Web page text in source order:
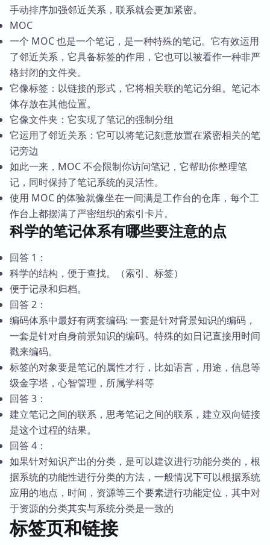
手动排序加强邻近关系，联系就会更加紧密。
MOC
一个 MOC 也是一个笔记，是一种特殊的笔记。它有效运用
了邻近关系，它具备标签的作用，它也可以被看作一种非严
格封闭的文件夹。
它像标签：以链接的形式，它将相关联的笔记分组。笔记本
体存放在其他位置。
它像文件夹：它实现了笔记的强制分组
它运用了邻近关系：它可以将笔记刻意放置在紧密相关的笔
记旁边
如此一来，MOC 不会限制你访问笔记，它帮助你整理笔
记，同时保持了笔记系统的灵活性。
使用 MOC 的体验就像坐在一间满是工作台的仓库，每个工
作台上都摆满了严密组织的索引卡片。
科学的笔记体系有哪些要注意的点
回答 1：
科学的结构，便于查找。（索引、标签）
便于记录和归档。
回答 2：
编码体系中最好有两套编码: 一套是针对背景知识的编码，
一套是针对自身前景知识的编码。特殊的如日记直接用时间
戳来编码。
标签的对象要是笔记的属性才行，比如语言，用途，信息等
级金字塔，心智管理，所属学科等
回答 3：
建立笔记之间的联系，思考笔记之间的联系，建立双向链接
是这个过程的结果。
回答 4：
如果针对知识产出的分类，是可以建议进行功能分类的，根
据系统的功能性进行分类的方法，一般情况下可以根据系统
应用的地点，时间，资源等三个要素进行功能定位，其中对
于资源的分类其实与系统分类是一致的
标签页和链接